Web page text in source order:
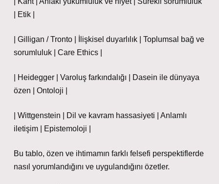
| Etik |
| Gilligan / Tronto | İlişkisel duyarlılık | Toplumsal bağ ve
sorumluluk | Care Ethics |
| Heidegger | Varoluş farkındalığı | Dasein ile dünyaya
özen | Ontoloji |
| Wittgenstein | Dil ve kavram hassasiyeti | Anlamlı
iletişim | Epistemoloji |
Bu tablo, özen ve ihtimamın farklı felsefi perspektiflerde
nasıl yorumlandığını ve uygulandığını özetler.